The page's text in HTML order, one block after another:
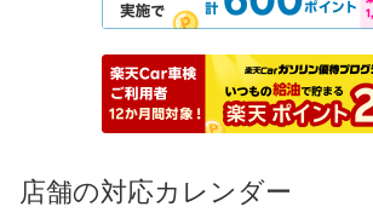
店舗の対応カレンダー